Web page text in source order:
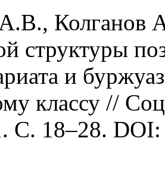
Колганов
структуры
и
классу //
С. 18–28. DOI: